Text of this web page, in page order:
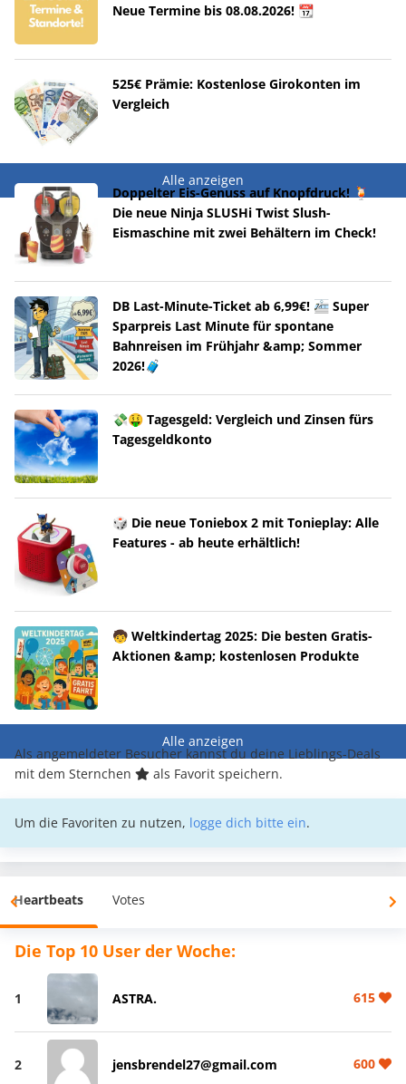
Neue Termine bis 08.08.2026! 📆
525€ Prämie: Kostenlose Girokonten im
Vergleich
Alle anzeigen
Doppelter Eis-Genuss auf Knopfdruck! 🍹
Die neue Ninja SLUSHi Twist Slush-
Eismaschine mit zwei Behältern im Check!
DB Last-Minute-Ticket ab 6,99€! 🚈 Super
Sparpreis Last Minute für spontane
Bahnreisen im Frühjahr &amp; Sommer
2026!🧳
💸🤑 Tagesgeld: Vergleich und Zinsen fürs
Tagesgeldkonto
🎲 Die neue Toniebox 2 mit Tonieplay: Alle
Features - ab heute erhältlich!
🧒 Weltkindertag 2025: Die besten Gratis-
Aktionen &amp; kostenlosen Produkte
Alle anzeigen
Als angemeldeter Besucher kannst du deine Lieblings-Deals
mit dem Sternchen
als Favorit speichern.
Um die Favoriten zu nutzen, logge dich bitte ein.
Heartbeats Votes
Die Top 10 User der Woche:
1 ASTRA. 615
2 jensbrendel27@gmail.com 600